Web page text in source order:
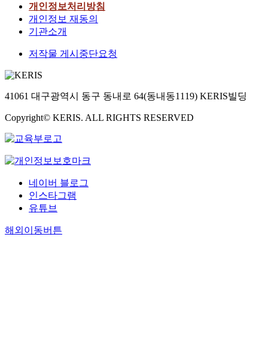
개인정보처리방침
개인정보 재동의
기관소개
저작물 게시중단요청
41061 대구광역시 동구 동내로 64(동내동1119) KERIS빌딩
Copyright© KERIS. ALL RIGHTS RESERVED
네이버 블로그
인스타그램
유튜브
해외이동버튼